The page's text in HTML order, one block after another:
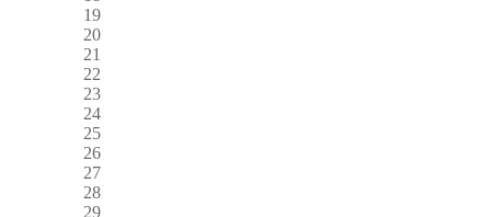
19
20
21
22
23
24
25
26
27
28
29